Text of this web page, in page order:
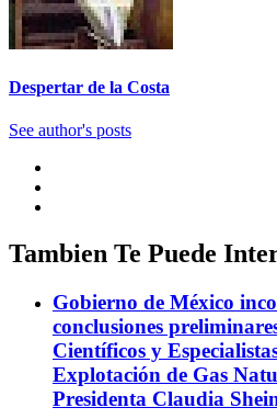
Despertar de la Costa
See author's posts
Tambien Te Puede
Gobierno de México
conclusiones
Científicos y
Explotación de Gas
Presidenta Claudia